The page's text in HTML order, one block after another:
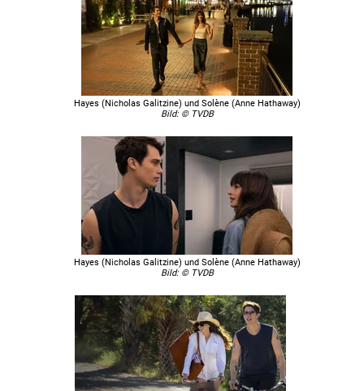
Hayes (Nicholas Galitzine) und Solène (Anne Hathaway)
Bild: © TVDB
Hayes (Nicholas Galitzine) und Solène (Anne Hathaway)
Bild: © TVDB